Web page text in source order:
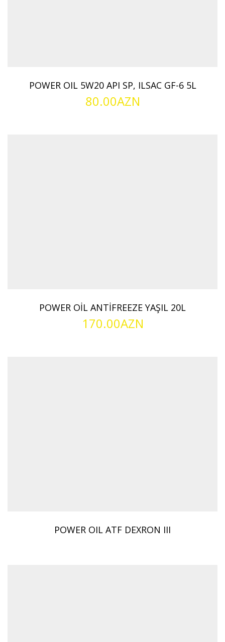
POWER OIL 5W20 API SP, ILSAC GF-6 5L
80.00AZN
POWER OİL ANTİFREEZE YAŞIL 20L
170.00AZN
POWER OIL ATF DEXRON III